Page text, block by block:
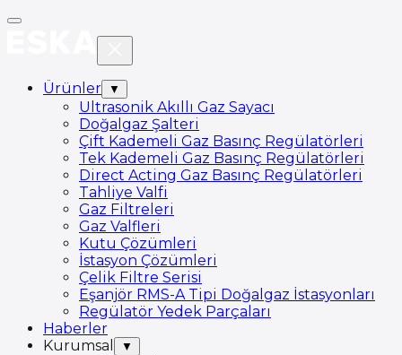
Ürünler ▼
Ultrasonik Akıllı Gaz Sayacı
Doğalgaz Şalteri
Çift Kademeli Gaz Basınç Regülatörleri
Tek Kademeli Gaz Basınç Regülatörleri
Direct Acting Gaz Basınç Regülatörleri
Tahliye Valfi
Gaz Filtreleri
Gaz Valfleri
Kutu Çözümleri
İstasyon Çözümleri
Çelik Filtre Serisi
Eşanjör RMS-A Tipi Doğalgaz İstasyonları
Regülatör Yedek Parçaları
Haberler
Kurumsal
▼